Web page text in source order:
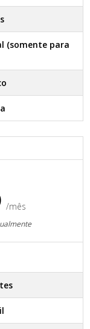
(somente para
/mês